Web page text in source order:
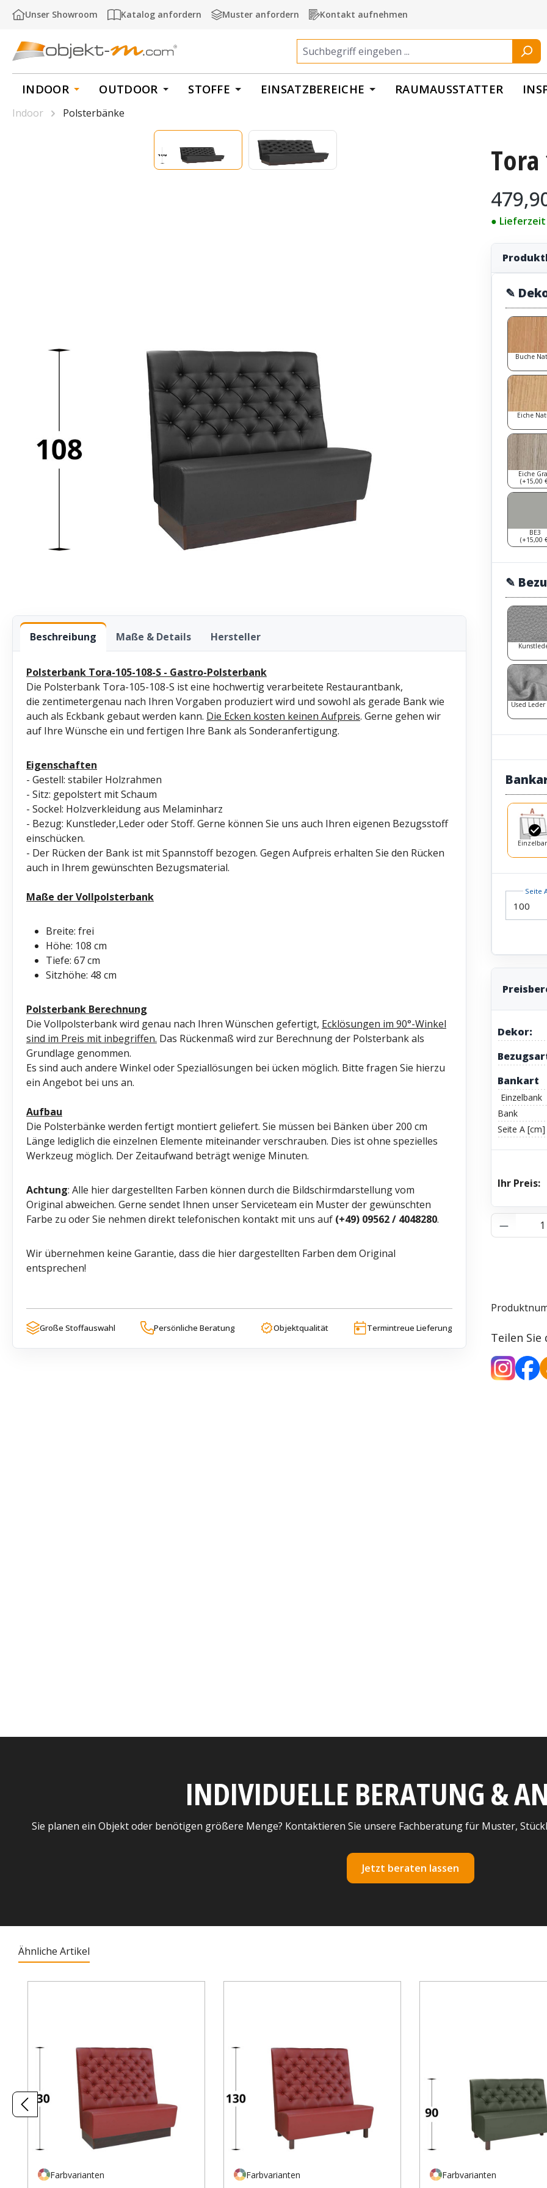
Hauptinhalt springen
Zur Suche springen
Zur Hauptnavigation springen
Unser Showroom Katalog anfordern Muster anfordern Kontakt aufnehmen
INDOOR OUTDOOR STOFFE EINSATZBEREICHE RAUMAUSSTATTER
Tora
Regulärer
●
✎
Buche
Eiche
Eiche
(+15,00
BE3
(+15,00
✎
Used
Seite
Dekor:
Bankart
Einzelbank
Bank
Seite A [cm]
Ihr Preis:
Teilen Sie
Indoor
Polsterbänke
Beschreibung Maße & Details Hersteller
Polsterbank Tora-105-108-S - Gastro-Polsterbank
Die Polsterbank Tora-105-108-S ist eine hochwertig verarbeitete Restaurantbank,
die zentimetergenau nach Ihren Vorgaben produziert wird und sowohl als gerade Bank wie
auch als Eckbank gebaut werden kann. Die Ecken kosten keinen Aufpreis. Gerne gehen wir
auf Ihre Wünsche ein und fertigen Ihre Bank als Sonderanfertigung.
Eigenschaften
- Gestell: stabiler Holzrahmen
- Sitz: gepolstert mit Schaum
- Sockel: Holzverkleidung aus Melaminharz
- Bezug: Kunstleder,Leder oder Stoff. Gerne können Sie uns auch Ihren eigenen Bezugsstoff
einschücken.
- Der Rücken der Bank ist mit Spannstoff bezogen. Gegen Aufpreis erhalten Sie den Rücken
auch in Ihrem gewünschten Bezugsmaterial.
Maße der Vollpolsterbank
Breite: frei
Höhe: 108 cm
Tiefe: 67 cm
Sitzhöhe: 48 cm
Polsterbank Berechnung
Die Vollpolsterbank wird genau nach Ihren Wünschen gefertigt, Ecklösungen im 90°-Winkel
sind im Preis mit inbegriffen. Das Rückenmaß wird zur Berechnung der Polsterbank als
Grundlage genommen.
Es sind auch andere Winkel oder Speziallösungen bei ücken möglich. Bitte fragen Sie hierzu
ein Angebot bei uns an.
Aufbau
Die Polsterbänke werden fertigt montiert geliefert. Sie müssen bei Bänken über 200 cm
Länge lediglich die einzelnen Elemente miteinander verschrauben. Dies ist ohne spezielles
Werkzeug möglich. Der Zeitaufwand beträgt wenige Minuten.
Achtung: Alle hier dargestellten Farben können durch die Bildschirmdarstellung vom
Original abweichen. Gerne sendet Ihnen unser Serviceteam ein Muster der gewünschten
Farbe zu oder Sie nehmen direkt telefonischen kontakt mit uns auf (+49) 09562 / 4048280.
Wir übernehmen keine Garantie, dass die hier dargestellten Farben dem Original
entsprechen!
Große Stoffauswahl Persönliche Beratung Objektqualität Termintreue Lieferung
INDIVIDUELLE BERATUNG &
Sie planen ein Objekt oder benötigen größere Menge? Kontaktieren Sie unsere Fachberatung für Muster,
Jetzt beraten lassen
Ähnliche Artikel
Farbvarianten Farbvarianten Farbvarianten